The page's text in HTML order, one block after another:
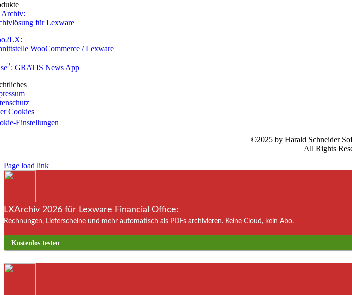
für Lexware
WooCommerce / Lexware
2: GRATIS News App
Cookies
Einstellungen
©2025 by Harald Schneider
All Rights
Page load link
LXArchiv 2026 für Lexware Financial Office:
Rechnungen, Lieferscheine und mehr automatisch als PDFs archivieren. Keine Cloud, kein Abo.
Kostenlos testen